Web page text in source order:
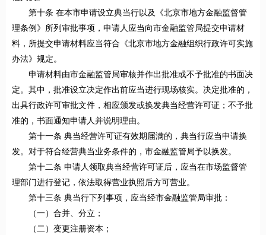
第十条 在本市申请设立典当行以及《北京市地方金融监督管
理条例》所列审批事项，申请人应当向市金融监管局提交申请材
料，所提交申请材料应当符合《北京市地方金融组织行政许可实施
办法》规定。
申请材料由市金融监管局审核并作出批准或不予批准的书面决
定。其中，批准设立决定作出前应当进行现场核实。决定批准的，
出具行政许可审批文件，相应颁发或换发典当经营许可证；不予批
准的，书面通知申请人并说明理由。
第十一条 典当经营许可证有效期届满的，典当行应当申请换
发。对于符合经营典当业务条件的，市金融监管局予以换发。
第十二条 申请人领取典当经营许可证后，应当在市场监督管
理部门进行登记，依法取得营业执照后方可营业。
第十三条 典当行下列事项，应当经市金融监管局审批：
（一）合并、分立；
（二）变更注册资本；